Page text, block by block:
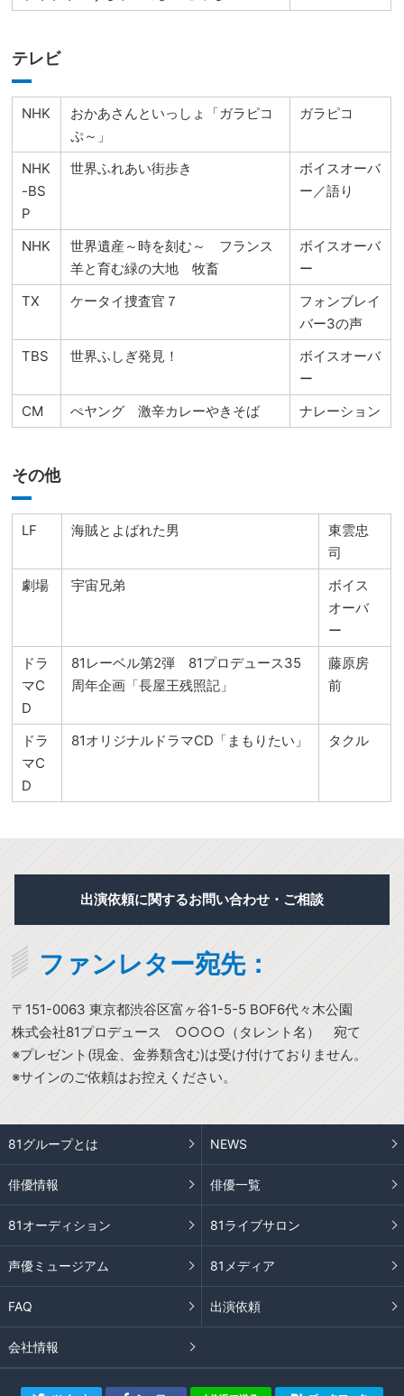
テレビ
NHK
おかあさんといっしょ「ガラピコ
ぷ～」
ガラピコ
NHK
-BS
P
世界ふれあい街歩き
ボイスオーバ
ー／語り
NHK
世界遺産～時を刻む～ フランス
羊と育む緑の大地 牧畜
ボイスオーバ
ー
TX
ケータイ捜査官７
フォンブレイ
バー3の声
TBS
世界ふしぎ発見！
ボイスオーバ
ー
CM
ぺヤング 激辛カレーやきそば ナレーション
その他
LF 海賊とよばれた男
東雲忠
司
劇場
宇宙兄弟
ボイス
オーバ
ー
ドラ
マC
D
81レーベル第2弾 81プロデュース35
周年企画「長屋王残照記」
藤原房
前
ドラ
マC
D
81オリジナルドラマCD「まもりたい」 タクル
出演依頼に関するお問い合わせ・ご相談
ファンレター宛先：
〒151-0063 東京都渋谷区富ヶ谷1-5-5 BOF6代々木公園
株式会社81プロデュース ○○○○（タレント名） 宛て
※プレゼント(現金、金券類含む)は受け付けておりません。
※サインのご依頼はお控えください。
81グループとは NEWS
俳優情報 俳優一覧
81オーディション 81ライブサロン
声優ミュージアム 81メディア
FAQ 出演依頼
会社情報